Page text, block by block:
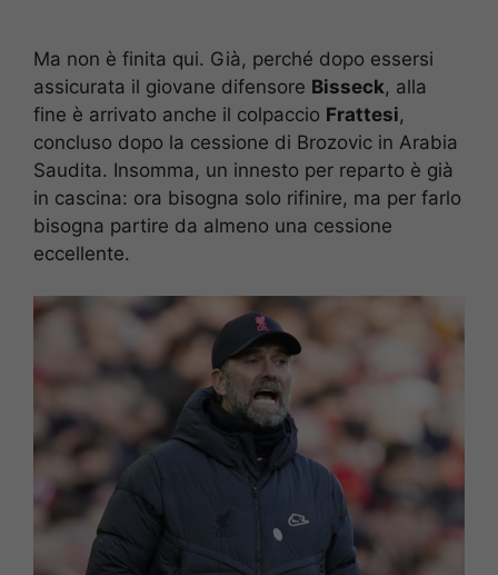
Ma non è finita qui. Già, perché dopo essersi
assicurata il giovane difensore Bisseck, alla
fine è arrivato anche il colpaccio Frattesi,
concluso dopo la cessione di Brozovic in Arabia
Saudita. Insomma, un innesto per reparto è già
in cascina: ora bisogna solo rifinire, ma per farlo
bisogna partire da almeno una cessione
eccellente.